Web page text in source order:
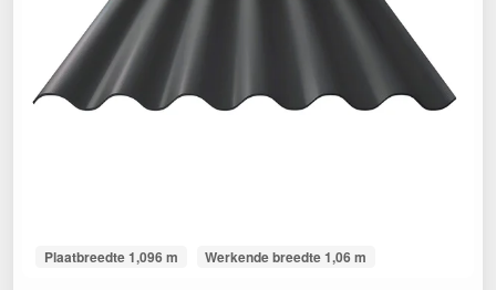
Plaatbreedte 1,096 m Werkende breedte 1,06 m